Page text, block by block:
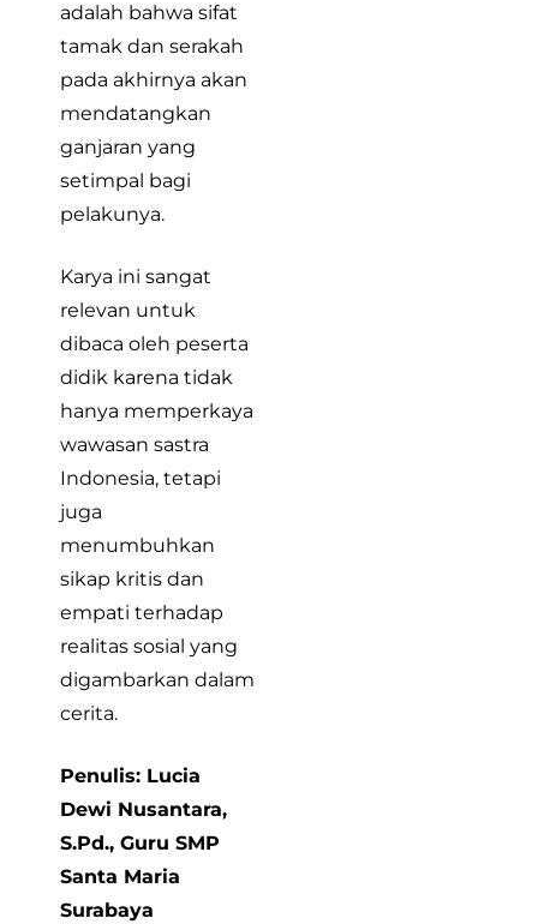
adalah bahwa sifat
tamak dan serakah
pada akhirnya akan
mendatangkan
ganjaran yang
setimpal bagi
pelakunya.
Karya ini sangat
relevan untuk
dibaca oleh peserta
didik karena tidak
hanya memperkaya
wawasan sastra
Indonesia, tetapi
juga
menumbuhkan
sikap kritis dan
empati terhadap
realitas sosial yang
digambarkan dalam
cerita.
Penulis: Lucia
Dewi Nusantara,
S.Pd., Guru SMP
Santa Maria
Surabaya